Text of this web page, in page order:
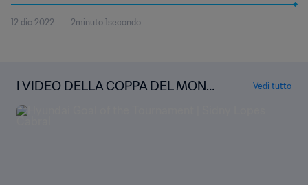
12 dic 2022 2minuto 1secondo
I VIDEO DELLA COPPA DEL MOND
O
Vedi tutto